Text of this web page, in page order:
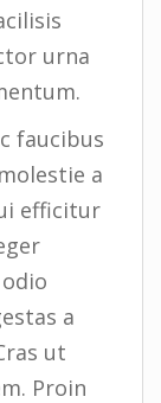
urna
faucibus
a
efficitur
a
ut
Proin